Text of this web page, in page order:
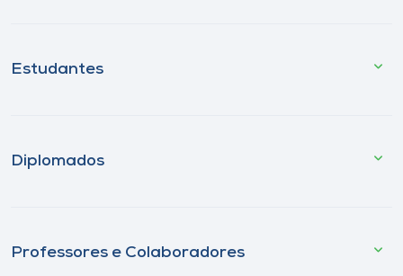
Estudantes
Diplomados
Professores e Colaboradores